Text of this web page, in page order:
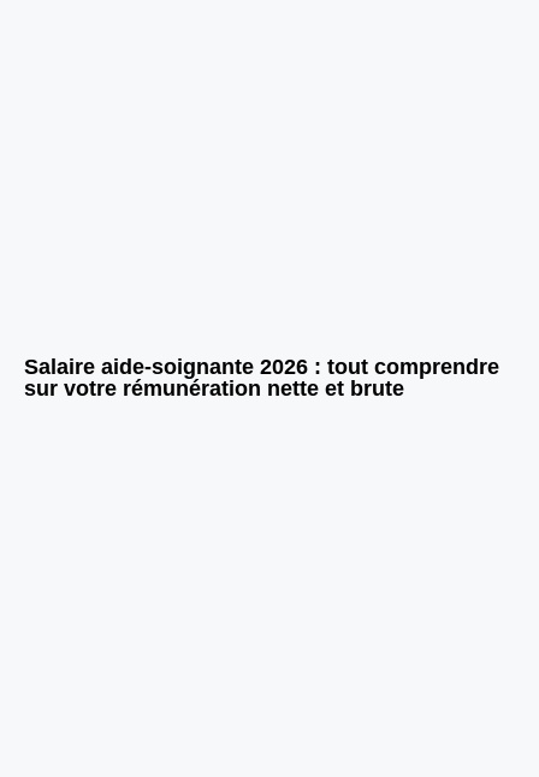
Salaire aide-soignante 2026 : tout comprendre
sur votre rémunération nette et brute